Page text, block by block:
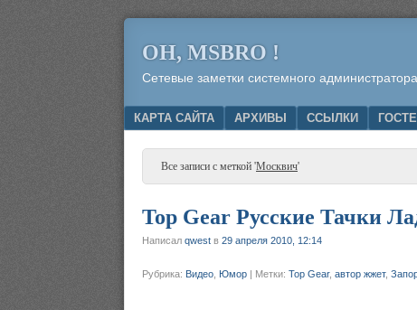
OH, MSBRO !
Сетевые заметки системного администратора
Menu
SKIP TO CONTENT
КАРТА САЙТА АРХИВЫ ССЫЛКИ
Все записи с меткой 'Москвич'
Top Gear Русские Тачки
Написал qwest в 29 апреля 2010, 12:14
Рубрика: Видео Юмор | Метки: Top Gear, автор жжет,